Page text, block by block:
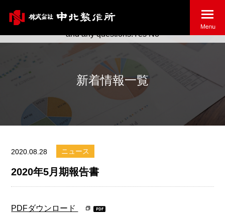
新着情報一覧
2020.08.28 ニュース
2020年5月期報告書
PDFダウンロード
May we use cookies to track your activities? We take your
privacy very seriously. Please see our privacy policy for details
and any questions.Yes No